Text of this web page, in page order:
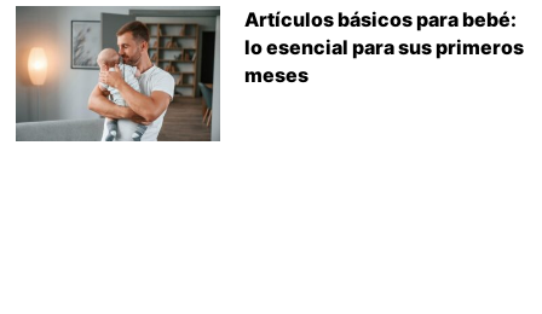
Artículos básicos para bebé:
lo esencial para sus primeros
meses